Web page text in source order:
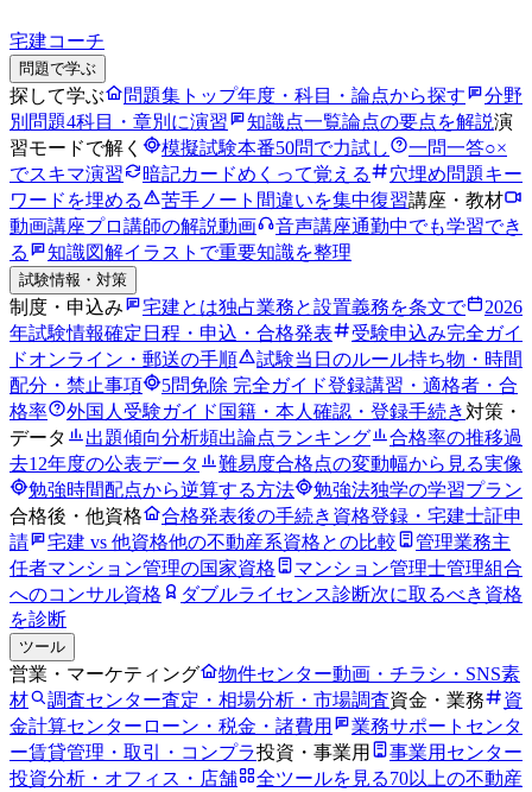
宅建コーチ
問題で学ぶ
探して学ぶ 問題集トップ年度・科目・論点から探す
分野
別問題4科目・章別に演習 知識点一覧論点の要点を解説演
習モードで解く
模擬試験本番50問で力試し 一問一答○×
でスキマ演習
暗記カードめくって覚える 穴埋め問題キー
ワードを埋める
苦手ノート 間違いを集中復習講座・教材
動画講座プロ講師の解説動画 音声講座通勤中でも学習でき
る
知識図解イラストで重要知識を整理
試験情報・対策
制度・申込み 宅建とは独占業務と設置義務を条文で
2026
年試験情報確定日程・申込・合格発表
受験申込み完全ガイ
ドオンライン・郵送の手順 試験当日のルール持ち物・時間
配分・禁止事項
5問免除 完全ガイド登録講習・適格者・合
格率
外国人受験ガイド 国籍・本人確認・登録手続き対策・
データ
出題傾向分析頻出論点ランキング 合格率の推移過
去12年度の公表データ
難易度合格点の変動幅から見る実像
勉強時間配点から逆算する方法 勉強法独学の学習プラン
合格後・他資格
合格発表後の手続き 資格登録・宅建士証申
請
宅建 vs 他資格他の不動産系資格との比較
管理業務主
任者マンション管理の国家資格 マンション管理士管理組合
へのコンサル資格
ダブルライセンス診断次に取るべき資格
を診断
ツール
営業・マーケティング 物件センター動画・チラシ・SNS素
材
調査センター査定・相場分析・市場調査資金・業務
資
金計算センター ローン・税金・諸費用
業務サポートセンタ
ー賃貸管理・取引・コンプラ投資・事業用
事業用センター
投資分析・オフィス・店舗
全ツールを見る70以上の不動産